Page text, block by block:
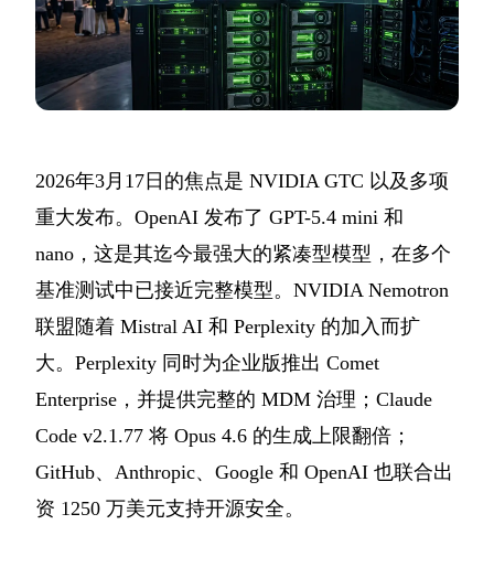
2026年3月17日的焦点是 NVIDIA GTC 以及多项
重大发布。OpenAI 发布了 GPT-5.4 mini 和
nano，这是其迄今最强大的紧凑型模型，在多个
基准测试中已接近完整模型。NVIDIA Nemotron
联盟随着 Mistral AI 和 Perplexity 的加入而扩
大。Perplexity 同时为企业版推出 Comet
Enterprise，并提供完整的 MDM 治理；Claude
Code v2.1.77 将 Opus 4.6 的生成上限翻倍；
GitHub、Anthropic、Google 和 OpenAI 也联合出
资 1250 万美元支持开源安全。